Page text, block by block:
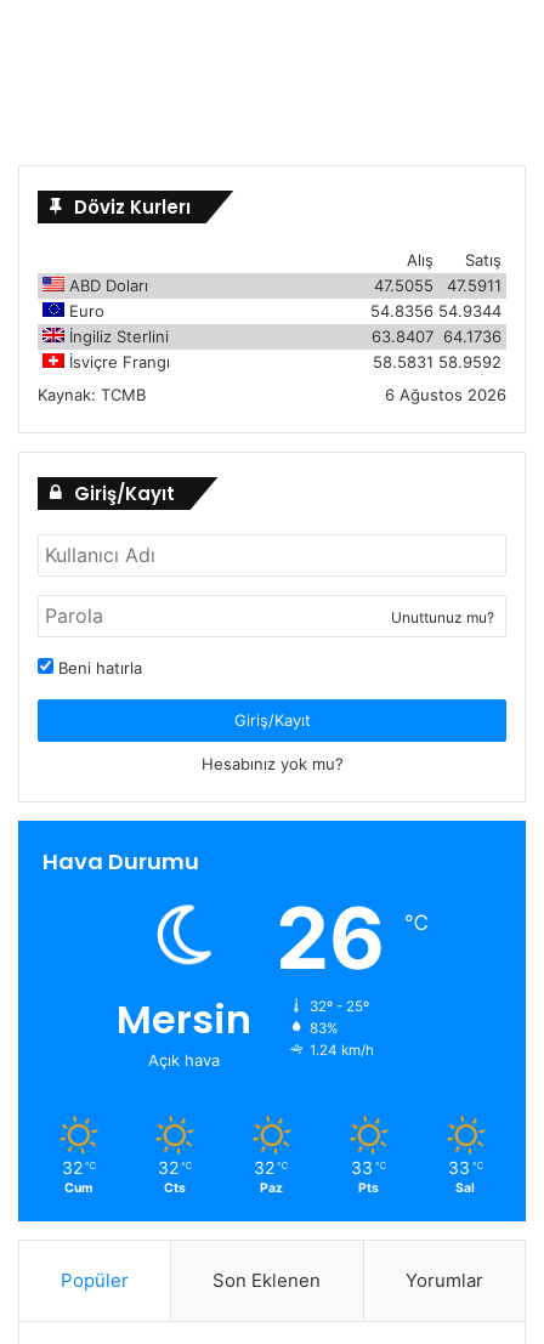
Döviz Kurlerı
Satış
Alış
ABD Doları
47.5911
47.5055
Euro
54.9344
54.8356
İngiliz Sterlini
64.1736
63.8407
İsviçre Frangı
58.9592
58.5831
Kaynak: TCMB 6 Ağustos 2026
Giriş/Kayıt
Unuttunuz mu?
Beni hatırla
Giriş/Kayıt
Hesabınız yok mu?
Hava Durumu
Mersin
Açık hava
26 ℃
32º - 25º
83%
1.24 km/h
32 ℃
Cum
32 ℃
Cts
32 ℃
Paz
33 ℃
Pts
33 ℃
Sal
Popüler Son Eklenen Yorumlar